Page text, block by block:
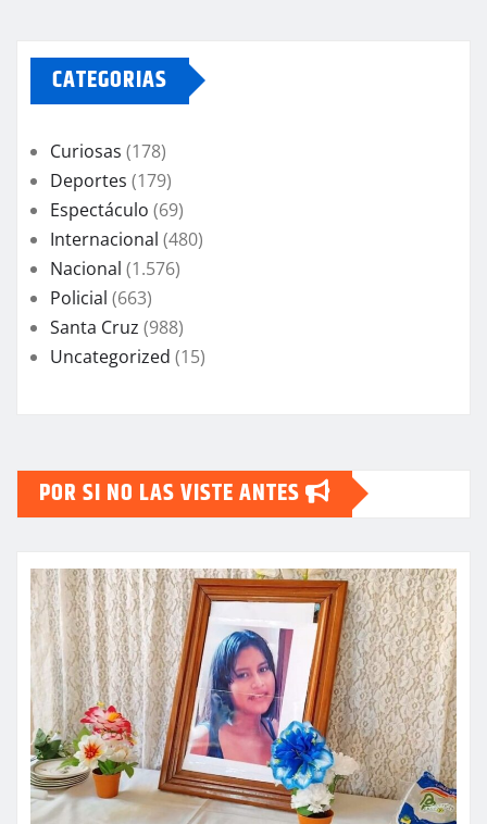
CATEGORIAS
Curiosas (178)
Deportes (179)
Espectáculo (69)
Internacional (480)
Nacional (1.576)
Policial (663)
Santa Cruz (988)
Uncategorized (15)
POR SI NO LAS VISTE ANTES